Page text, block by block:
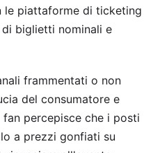
le piattaforme di ticketing
biglietti nominali e
frammentati o non
del consumatore e
percepisce che i posti
a prezzi gonfiati su